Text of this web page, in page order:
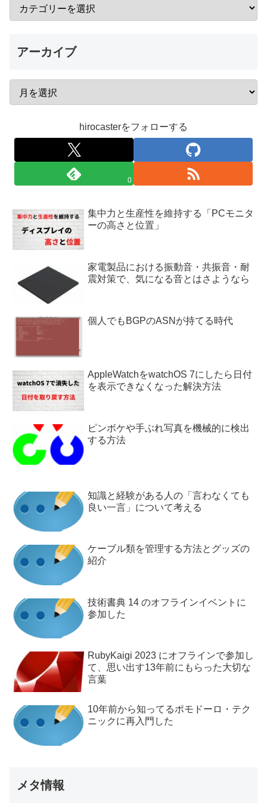
アーカイブ
hirocasterをフォローする
0
集中力と生産性を維持する「PCモニタ
ーの高さと位置」
家電製品における振動音・共振音・耐
震対策で、気になる音とはさようなら
個人でもBGPのASNが持てる時代
AppleWatchをwatchOS 7にしたら日付
を表示できなくなった解決方法
ピンボケや手ぶれ写真を機械的に検出
する方法
知識と経験がある人の「言わなくても
良い一言」について考える
ケーブル類を管理する方法とグッズの
紹介
技術書典 14 のオフラインイベントに
参加した
RubyKaigi 2023 にオフラインで参加し
て、思い出す13年前にもらった大切な
言葉
10年前から知ってるポモドーロ・テク
ニックに再入門した
メタ情報